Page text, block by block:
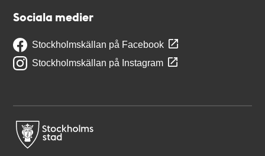
Sociala medier
Stockholmskällan på Facebook
Stockholmskällan på Instagram